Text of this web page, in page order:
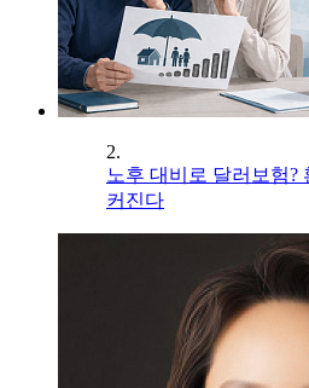
2.
노후 대비로 달러보험?
커진다